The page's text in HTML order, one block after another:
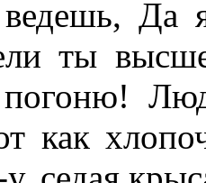
Да
ты
как